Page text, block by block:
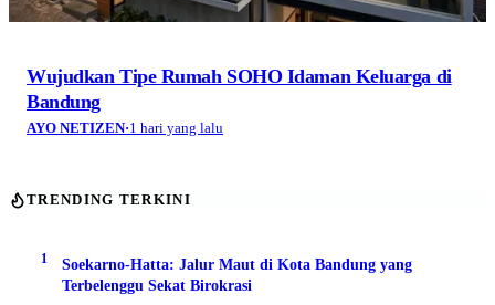
Wujudkan Tipe Rumah SOHO Idaman Keluarga di
Bandung
AYO NETIZEN·1 hari yang lalu
TRENDING TERKINI
1
Soekarno-Hatta: Jalur Maut di Kota Bandung yang
Terbelenggu Sekat Birokrasi